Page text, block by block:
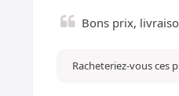
Bons prix,
Racheteriez-vous ces